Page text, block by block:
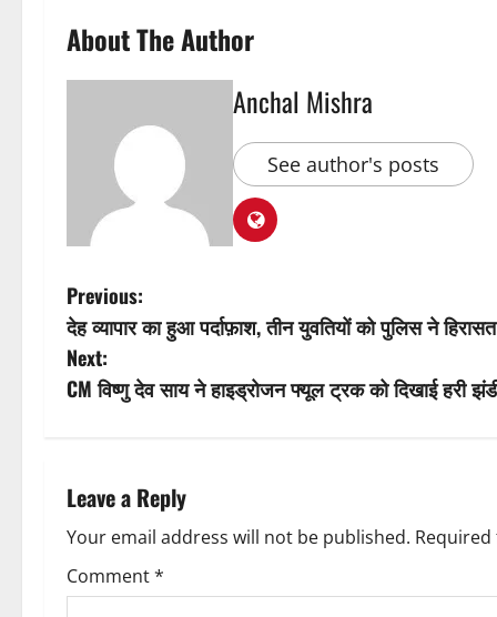
About The Author
Anchal Mishra
See author's posts
P
o
s
n
a
v
Previous:
देह व्यापार का हुआ पर्दाफ़ाश, तीन युवतियों को पुलिस ने
Next:
CM विष्णु देव साय ने हाइड्रोजन फ्यूल ट्रक को दिखाई हरी
Leave a Reply
Your email address will not be published.
Comment*